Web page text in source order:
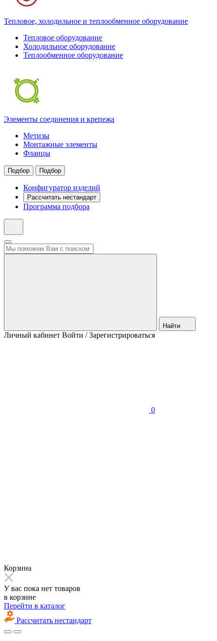
Тепловое, холодильное и теплообменное оборудование
Тепловое оборудование
Холодильное оборудование
Теплообменное оборудование
Элементы соединения и крепежа
Метизы
Монтажные элементы
Фланцы
Подбор Подбор
Конфигуратор изделий
Рассчитать нестандарт
Программа подбора
Найти
Личный кабинет Войти / Зарегистрироваться
0
Корзина
У вас пока нет товаров
в корзине
Перейти в каталог
Рассчитать нестандарт